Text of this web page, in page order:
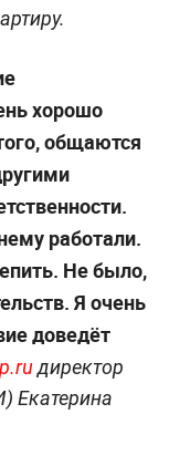
хорошо
общаются
работали.
Не было,
Я очень
доведёт
директор
Екатерина